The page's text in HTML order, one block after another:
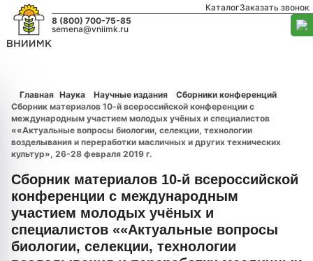
КаталогЗаказать звонок
8 (800) 700-75-85
semena@vniimk.ru
Главная Наука Научные издания
Сборники конференций
Сборник материалов 10-й всероссийской конференции с
международным участием молодых учёных и специалистов
««Актуальные вопросы биологии, селекции, технологии
возделывания и переработки масличных и других технических
культур», 26-28 февраля 2019 г.
Сборник материалов 10-й всероссийской
конференции с международным
участием молодых учёных и
специалистов ««Актуальные вопросы
биологии, селекции, технологии